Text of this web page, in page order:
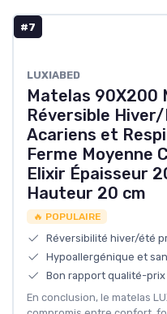
#7
‎LUXIABED
Matelas 90X200
Réversible
Acariens et
Ferme Moyenne
Elixir Épaisseur
Hauteur 20 cm
🔥 POPULAIRE
Réversibilité hiver/été
Hypoallergénique et
Bon rapport qualité-prix
En conclusion, le matelas